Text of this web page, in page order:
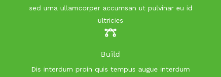
sed urna ullamcorper accumsan ut pulvinar eu id
ultricies
Build
Dis interdum proin quis tempus augue interdum